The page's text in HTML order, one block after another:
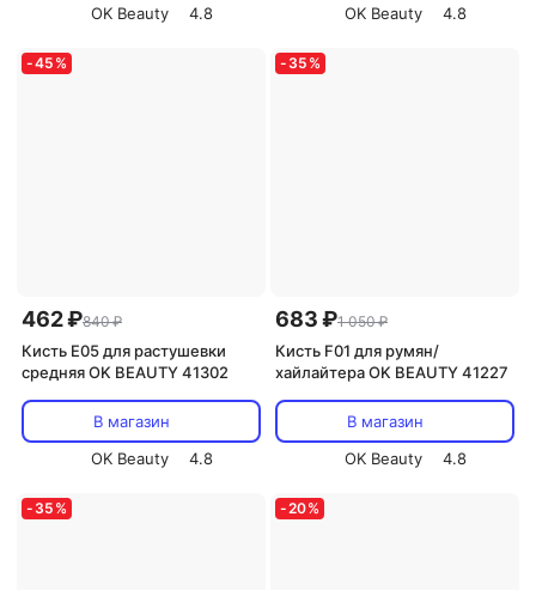
OK Beauty
4.8
OK Beauty
4.8
-45 %
462 ₽840 ₽
Кисть E05 для растушевки
средняя OK BEAUTY 41302
В магазин
OK Beauty
4.8
- 35 %
683 ₽1 050 ₽
Кисть F01 для румян/
хайлайтера OK BEAUTY 41227
В магазин
OK Beauty
4.8
- 35 % -20%